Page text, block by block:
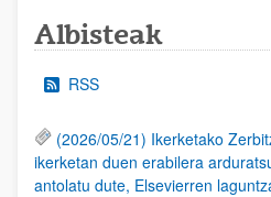
Albisteak
RSS
(2026/05/21) Ikerketako
ikerketan duen erabilera
antolatu dute, Elsevierren